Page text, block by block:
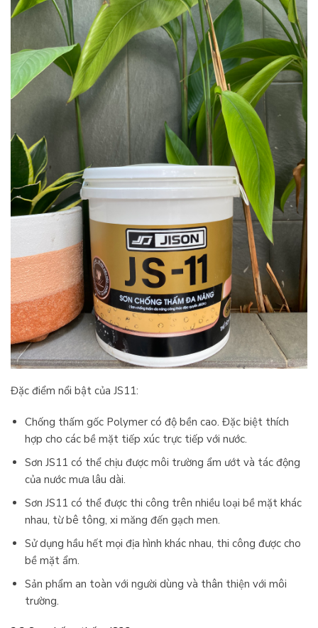
Đặc điểm nổi bật của JS11:
Chống thấm gốc Polymer có độ bền cao. Đặc biệt thích
hợp cho các bề mặt tiếp xúc trực tiếp với nước.
Sơn JS11 có thể chịu được môi trường ẩm ướt và tác động
của nước mưa lâu dài.
Sơn JS11 có thể được thi công trên nhiều loại bề mặt khác
nhau, từ bê tông, xi măng đến gạch men.
Sử dụng hầu hết mọi địa hình khác nhau, thi công được cho
bề mặt ẩm.
Sản phẩm an toàn với người dùng và thân thiện với môi
trường.